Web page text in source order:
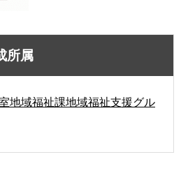
所属
地域福祉課地域福祉支援グル